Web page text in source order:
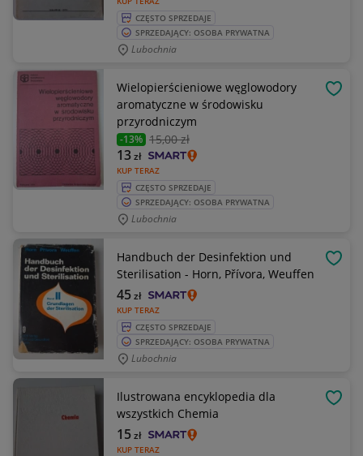
CZĘSTO SPRZEDAJE
SPRZEDAJĄCY: OSOBA PRYWATNA
Lubochnia
Wielopierścieniowe węglowodory
aromatyczne w środowisku
przyrodniczym
-13% 15,00 zł
KUP TERAZ
13zł
CZĘSTO SPRZEDAJE
SPRZEDAJĄCY: OSOBA PRYWATNA
Lubochnia
Handbuch der Desinfektion und
Sterilisation - Horn, Přívora, Weuffen
KUP TERAZ
45zł
CZĘSTO SPRZEDAJE
SPRZEDAJĄCY: OSOBA PRYWATNA
Lubochnia
Ilustrowana encyklopedia dla
wszystkich Chemia
KUP TERAZ
15zł